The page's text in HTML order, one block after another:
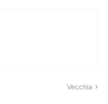
Vecchia